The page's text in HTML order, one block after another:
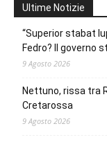
Ultime Notizie
“Superior stabat
Fedro? Il governo
9 Agosto 2026
Nettuno, rissa tra
Cretarossa
9 Agosto 2026